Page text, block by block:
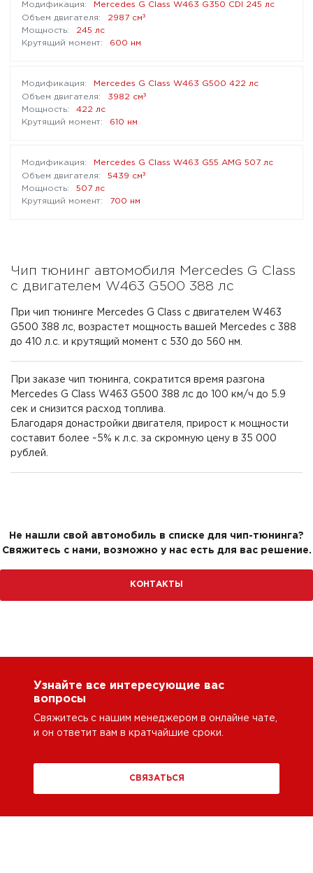
Mercedes G Class W463 G350 CDI 245 лс
2987 см³
245 лс
600 нм
Mercedes G Class W463 G500 422 лс
3982 см³
422 лс
610 нм
Mercedes G Class W463 G55 AMG 507 лс
5439 см³
507 лс
700 нм
Чип тюнинг автомобиля Mercedes G Class
с двигателем W463 G500 388 лс
При чип тюнинге Mercedes G Class с двигателем W463
G500 388 лс, возрастет мощность вашей Mercedes с 388
до 410 л.с. и крутящий момент с 530 до 560 нм.
При заказе чип тюнинга, сократится время разгона
Mercedes G Class W463 G500 388 лс до 100 км/ч до 5.9
сек и снизится расход топлива.
Благодаря донастройки двигателя, прирост к мощности
составит более ~5% к л.с. за скромную цену в 35 000
рублей.
Не нашли свой автомобиль в списке для чип-тюнинга?
Свяжитесь с нами, возможно у нас есть для вас решение.
КОНТАКТЫ
Узнайте все интересующие вас
вопросы
Свяжитесь с нашим менеджером в онлайне чате,
и он ответит вам в кратчайшие сроки.
СВЯЗАТЬСЯ